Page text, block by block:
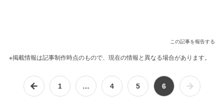
この記事を報告する
※掲載情報は記事制作時点のもので、現在の情報と異なる場合があります。
1 … 4 5 6